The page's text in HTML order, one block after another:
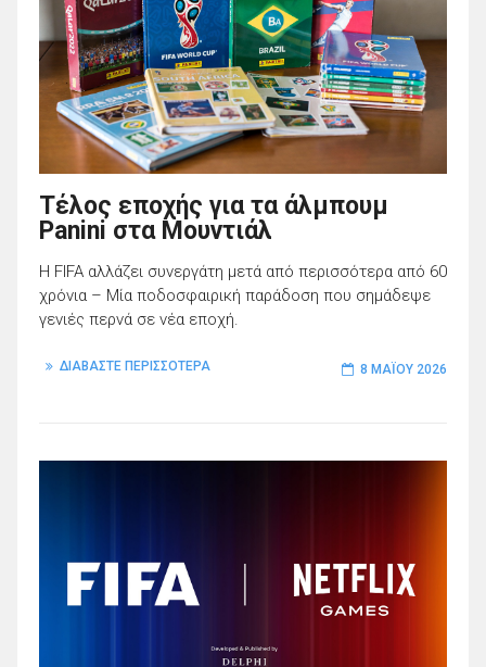
Τέλος εποχής για τα άλμπουμ
Panini στα Μουντιάλ
Η FIFA αλλάζει συνεργάτη μετά από περισσότερα από 60
χρόνια – Μία ποδοσφαιρική παράδοση που σημάδεψε
γενιές περνά σε νέα εποχή.
ΔΙΑΒΑΣΤΕ ΠΕΡΙΣΣΟΤΕΡΑ 8 ΜΑΪ́ΟΥ 2026